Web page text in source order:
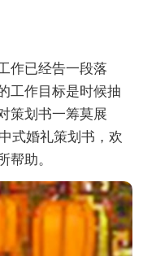
已经告一段落
工作目标是时候抽
策划书一筹莫展
式婚礼策划书，欢
帮助。